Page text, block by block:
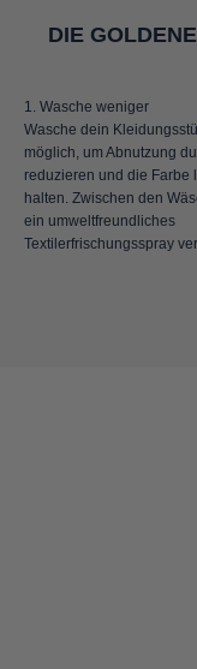
DIE
1. Wasche weniger
Wasche dein
möglich, um Abnutzung
reduzieren und die Farbe
halten. Zwischen den
ein umweltfreundliches
Textilerfrischungsspray